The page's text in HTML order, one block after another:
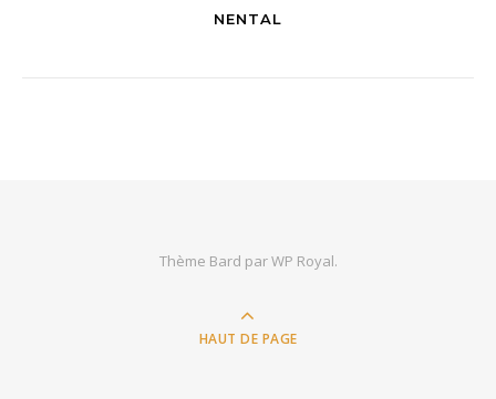
NENTAL
Thème Bard parWP Royal.
HAUT DE PAGE